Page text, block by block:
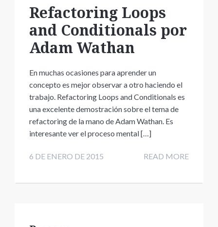
Refactoring Loops
and Conditionals por
Adam Wathan
En muchas ocasiones para aprender un
concepto es mejor observar a otro haciendo el
trabajo. Refactoring Loops and Conditionals es
una excelente demostración sobre el tema de
refactoring de la mano de Adam Wathan. Es
interesante ver el proceso mental […]
6 DE ENERO DE 2015 READ MORE